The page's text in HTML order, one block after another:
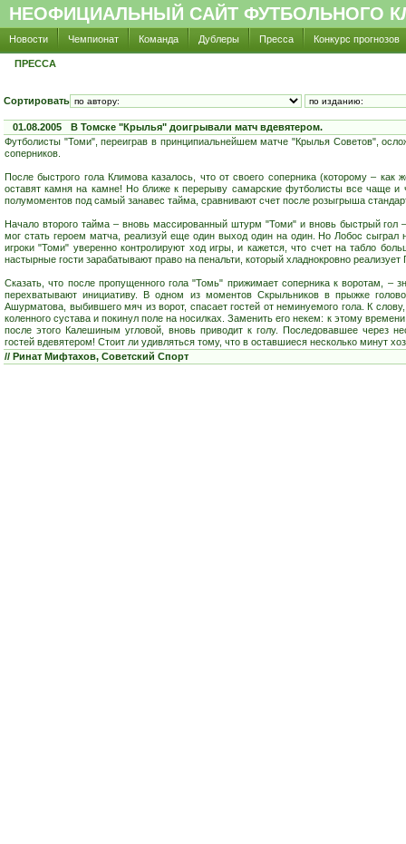
НЕОФИЦИАЛЬНЫЙ САЙТ ФУТБОЛЬНОГО
Новости Чемпионат Команда Дублеры Пресса Конкурс прогнозов
ПРЕССА
Сортировать
01.08.2005
В Томске "Крылья" доигрывали матч вдевятером.
Футболисты "Томи", переиграв в принципиальнейшем матче "Крылья Советов",
соперников.
После быстрого гола Климова казалось, что от своего соперника (которому –
оставят камня на камне! Но ближе к перерыву самарские футболисты все чаще и
полумоментов под самый занавес тайма, сравнивают счет после розыгрыша
Начало второго тайма – вновь массированный штурм "Томи" и вновь быстрый гол
мог стать героем матча, реализуй еще один выход один на один. Но Лобос
игроки "Томи" уверенно контролируют ход игры, и кажется, что счет на табло
настырные гости зарабатывают право на пенальти, который хладнокровно
Сказать, что после пропущенного гола "Томь" прижимает соперника к воротам, –
перехватывают инициативу. В одном из моментов Скрыльников в прыжке
Ашурматова, выбившего мяч из ворот, спасает гостей от неминуемого гола. К
коленного сустава и покинул поле на носилках. Заменить его некем: к этому
после этого Калешиным угловой, вновь приводит к голу. Последовавшее через
гостей вдевятером! Стоит ли удивляться тому, что в оставшиеся несколько минут
// Ринат Мифтахов, Советский Спорт